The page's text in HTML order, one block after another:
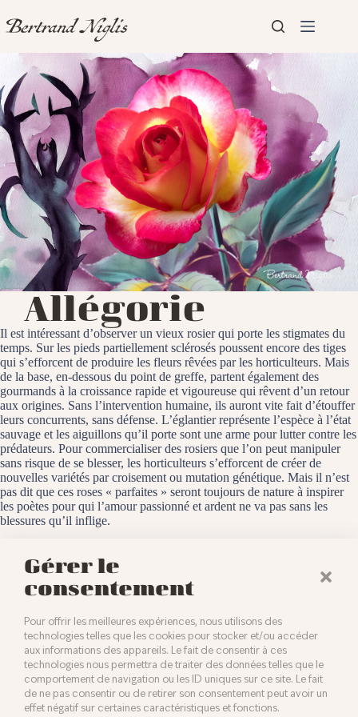
Gérer le
consentement
Pour offrir les meilleures expériences, nous utilisons des
technologies telles que les cookies pour stocker et/ou accéder
aux informations des appareils. Le fait de consentir à ces
technologies nous permettra de traiter des données telles que le
comportement de navigation ou les ID uniques sur ce site. Le fait
de ne pas consentir ou de retirer son consentement peut avoir un
effet négatif sur certaines caractéristiques et fonctions.
au
contenu
Aucun
résultat
Accueil
Présentation
Articles
Allégorie
Il est intéressant d’observer un vieux rosier qui porte les stigmates du
temps. Sur les pieds partiellement sclérosés poussent encore des tiges
qui s’efforcent de produire les fleurs rêvées par les horticulteurs. Mais
de la base, en-dessous du point de greffe, partent également des
gourmands à la croissance rapide et vigoureuse qui rêvent d’un retour
aux origines. Sans l’intervention humaine, ils auront vite fait d’étouffer
leurs concurrents, sans défense. L’églantier représente l’espèce à l’état
sauvage et les aiguillons qu’il porte sont une arme pour lutter contre les
prédateurs. Pour commercialiser des rosiers que l’on peut manipuler
sans risque de se blesser, les horticulteurs s’efforcent de créer de
nouvelles variétés par croisement ou mutation génétique. Mais il n’est
pas dit que ces roses « parfaites » seront toujours de nature à inspirer
les poètes pour qui l’amour passionné et ardent ne va pas sans les
blessures qu’il inflige.